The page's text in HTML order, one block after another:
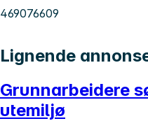
469076609
Lignende
Grunnarbeidere
utemiljø